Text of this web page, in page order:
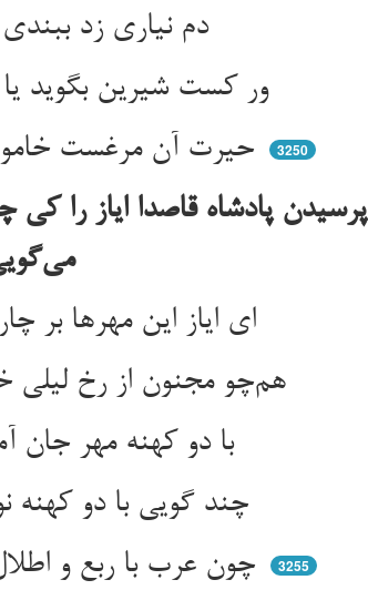
دم نیاری زد ببندی سرفه را ** تا نباید که بپرد آن هما
ور کست شیرین بگوید یا ترش ** بر لب انگشتی نهی یعنی خمش
3250
پرسیدن پادشاه قاصدا ایاز را
می‌گویی تا ایاز را در سخن آورد
ای ایاز این مهرها بر چارقی ** چیست آخر هم‌چو بر بت عاشقی
هم‌چو مجنون از رخ لیلی خویش ** کرده‌ای تو چارقی را دین و کیش
با دو کهنه مهر جان
چند گویی با دو کهنه نو سخن ** در جمادی می‌دمی سر کهن
چون عرب با ربع و اطلال ای ایاز ** می‌کشی از عشق گفت خود دراز
3255